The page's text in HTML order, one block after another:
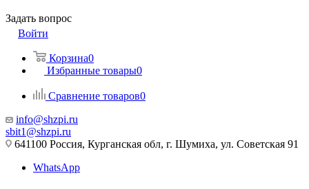
Задать вопрос
Войти
Корзина0
Избранные товары0
Сравнение товаров0
info@shzpi.ru
sbit1@shzpi.ru
641100 Россия, Курганская обл, г. Шумиха, ул. Советская 91
WhatsApp